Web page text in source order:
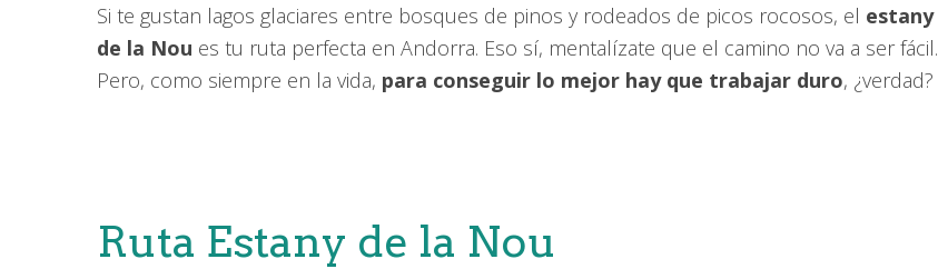
Si te gustan lagos glaciares entre bosques de pinos y rodeados de picos rocosos, el estany
de la Nou es tu ruta perfecta en Andorra. Eso sí, mentalízate que el camino no va a ser fácil.
Pero, como siempre en la vida, para conseguir lo mejor hay que trabajar duro, ¿verdad?
Ruta Estany de la Nou